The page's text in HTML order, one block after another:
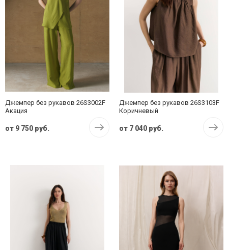
Джемпер без рукавов 26S3002F
Акация
от 9 750 руб.
Джемпер без рукавов 26S3103F
Коричневый
от 7 040 руб.